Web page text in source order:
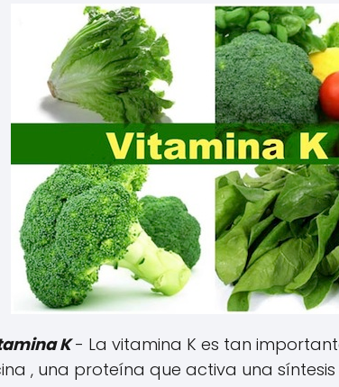
K - La vitamina K es tan
, una proteína que activa una